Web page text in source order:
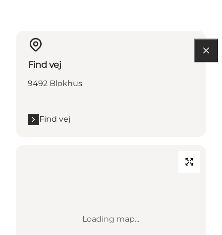
Find vej
9492 Blokhus
Find vej
Loading map...